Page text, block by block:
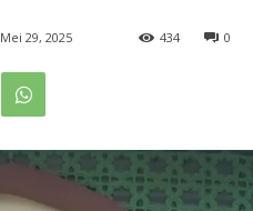
Mei 29, 2025 0
434